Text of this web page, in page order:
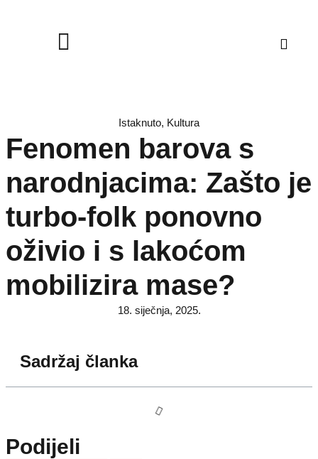
Istaknuto, Kultura
Fenomen barova s
narodnjacima: Zašto je
turbo-folk ponovno
oživio i s lakoćom
mobilizira mase?
18. siječnja, 2025.
Sadržaj članka
Podijeli